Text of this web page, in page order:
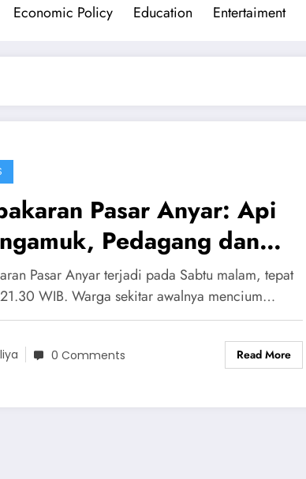
Economic Policy Education Entertaiment
Pasar Anyar: Api
Pedagang dan
Terperangkap
Pasar Anyar terjadi pada Sabtu malam, tepat
WIB. Warga sekitar awalnya mencium…
0 Comments Read More